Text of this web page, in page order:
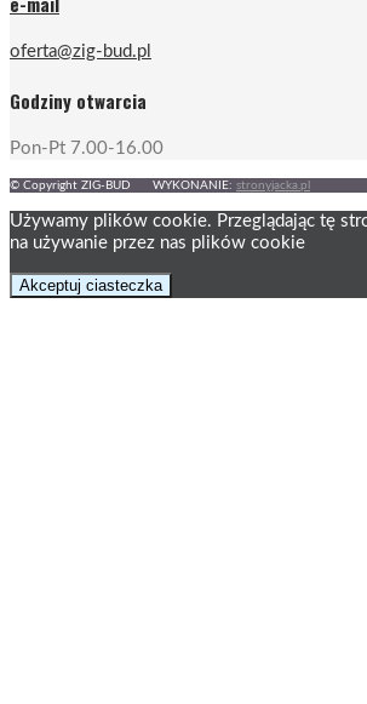
oferta@zig-bud.pl
Godziny otwarcia
Pon-Pt 7.00-16.00
© Copyright ZIG-BUD WYKONANIE: stronyjacka.pl
Używamy plików cookie. Przeglądając tę
na używanie przez nas plików cookie
Akceptuj ciasteczka